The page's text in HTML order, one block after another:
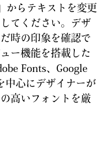
からテキストを変 更
してください。デザ
時の 印象 を確認で
ー機能を搭載 した
Fonts、Google
中心にデザイナーが
高いフォントを 厳